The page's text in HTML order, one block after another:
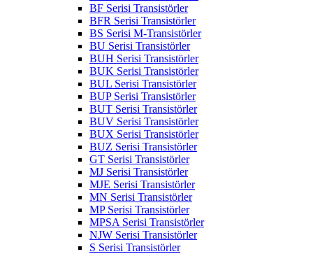
BF Serisi Transistörler
BFR Serisi Transistörler
BS Serisi M-Transistörler
BU Serisi Transistörler
BUH Serisi Transistörler
BUK Serisi Transistörler
BUL Serisi Transistörler
BUP Serisi Transistörler
BUT Serisi Transistörler
BUV Serisi Transistörler
BUX Serisi Transistörler
BUZ Serisi Transistörler
GT Serisi Transistörler
MJ Serisi Transistörler
MJE Serisi Transistörler
MN Serisi Transistörler
MP Serisi Transistörler
MPSA Serisi Transistörler
NJW Serisi Transistörler
S Serisi Transistörler